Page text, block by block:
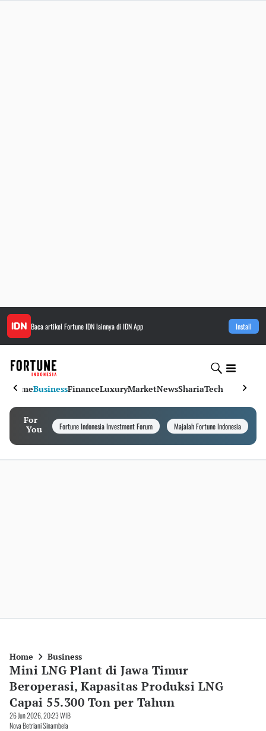
Baca artikel Fortune IDNlainnya di IDN App Install
HomeBusinessFinanceLuxuryMarketNewsShariaTech
For
You
Fortune Indonesia Investment Forum Majalah Fortune Indonesia
Home Business
Mini LNG Plant di Jawa Timur
Beroperasi, Kapasitas Produksi LNG
Capai 55.300 Ton per Tahun
26 Jun 2026, 20:23 WIB
Nova Betriani Sinambela